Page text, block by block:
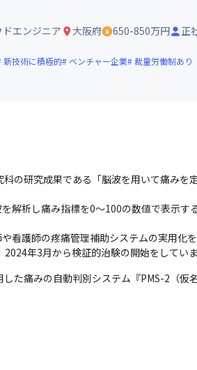
エンジニア 大阪府 650-850万円 正
新技術に積極的 ベンチャー企業 裁量労働制あり
の研究成果である「脳波を用いて痛み
解析し痛み指標を0～100の数値で表示
看護師の疼痛管理補助システムの実用化
年3月から検証的治験の開始をしていま
た痛みの自動判別システム『PMS-2（